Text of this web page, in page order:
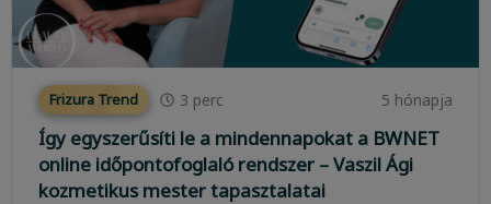
Frizura Trend 3 perc 5 hónapja
Így egyszerűsíti le a mindennapokat a BWNET
online időpontofoglaló rendszer – Vaszil Ági
kozmetikus mester tapasztalatai